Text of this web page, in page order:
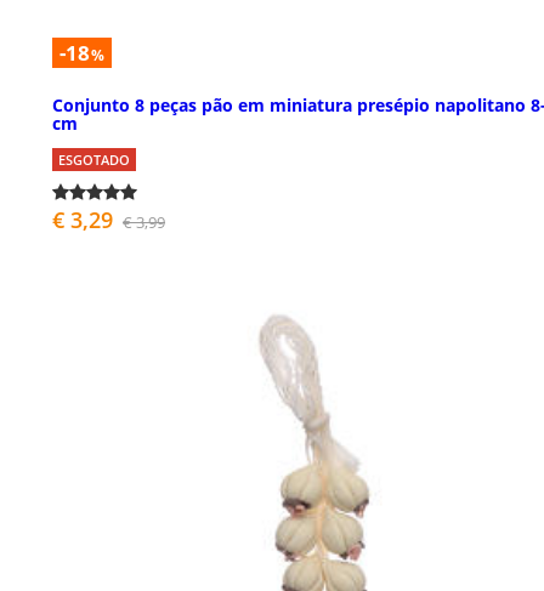
-18%
Conjunto 8 peças pão em miniatura presépio napolitano
cm
ESGOTADO
€ 3,29 € 3,99